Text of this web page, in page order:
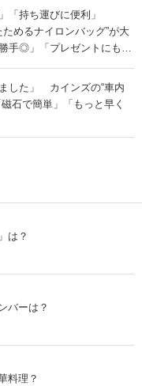
「持ち運びに便利」
めるナイロンバッグ”が大
手◎」「プレゼントにもお
した」 カインズの“車内
石で簡単」「もっと早く
は？
バーは？
料理？